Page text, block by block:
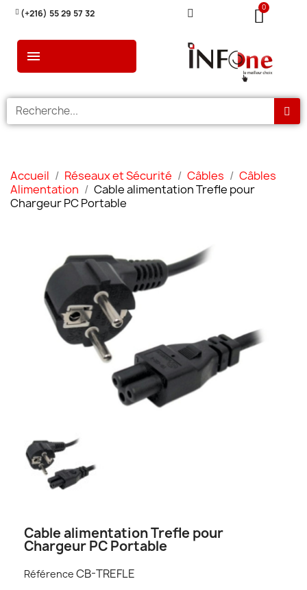
(+216) 55 29 57 32
Accueil Réseaux et Sécurité Câbles
Câbles
Alimentation
Cable alimentation Trefle pour
Chargeur PC Portable
Cable alimentation Trefle pour
Chargeur PC Portable
Référence CB-TREFLE